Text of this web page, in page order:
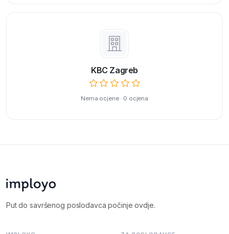
KBC Zagreb
Nema ocjene · 0 ocjena
Put do savršenog poslodavca počinje ovdje.